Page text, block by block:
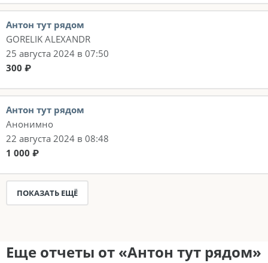
Антон тут рядом
GORELIK ALEXANDR
25 августа 2024 в 07:50
300 ₽
Антон тут рядом
Анонимно
22 августа 2024 в 08:48
1 000 ₽
ПОКАЗАТЬ ЕЩЁ
Еще отчеты от «Антон тут рядом»